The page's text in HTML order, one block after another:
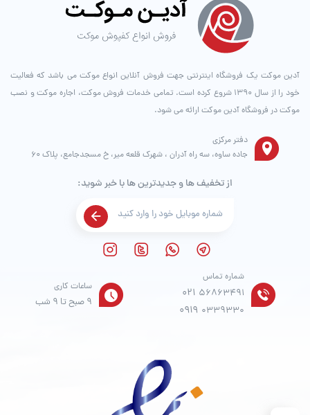
آدین موکت یک فروشگاه اینترنتی جهت فروش آنلاین انواع موکت می باشد که فعالیت
خود را از سال ۱۳۹۰ شروع کرده است. تمامی خدمات فروش موکت، اجاره موکت و نصب
موکت در فروشگاه آدین موکت ارائه می شود.
شماره تماس
021 56863491
0919 0339330
ساعات کاری
9 صبح تا 9 شب
دفتر مرکزی
جاده ساوه، سه راه آدران ، شهرک قلعه میر، خ مسجدجامع، پلاک 60
از تخفیف ها و جدیدترین ها با خبر شوید: